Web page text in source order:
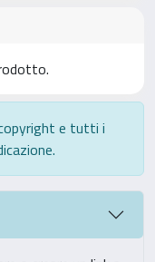
e tutti i